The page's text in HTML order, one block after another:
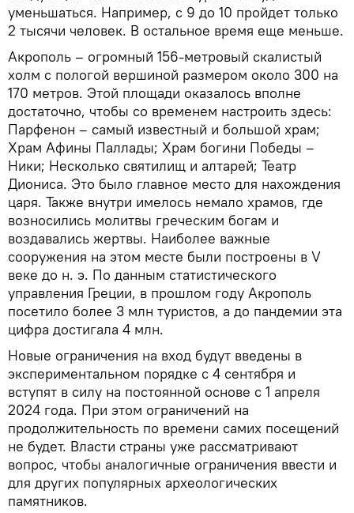
уменьшаться. Например, с 9 до 10 пройдет только
2 тысячи человек. В остальное время еще меньше.
Акрополь – огромный 156-метровый скалистый
холм с пологой вершиной размером около 300 на
170 метров. Этой площади оказалось вполне
достаточно, чтобы со временем настроить здесь:
Парфенон – самый известный и большой храм;
Храм Афины Паллады; Храм богини Победы –
Ники; Несколько святилищ и алтарей; Театр
Диониса. Это было главное место для нахождения
царя. Также внутри имелось немало храмов, где
возносились молитвы греческим богам и
воздавались жертвы. Наиболее важные
сооружения на этом месте были построены в V
веке до н. э. По данным статистического
управления Греции, в прошлом году Акрополь
посетило более 3 млн туристов, а до пандемии эта
цифра достигала 4 млн.
Новые ограничения на вход будут введены в
экспериментальном порядке с 4 сентября и
вступят в силу на постоянной основе с 1 апреля
2024 года. При этом ограничений на
продолжительность по времени самих посещений
не будет. Власти страны уже рассматривают
вопрос, чтобы аналогичные ограничения ввести и
для других популярных археологических
памятников.